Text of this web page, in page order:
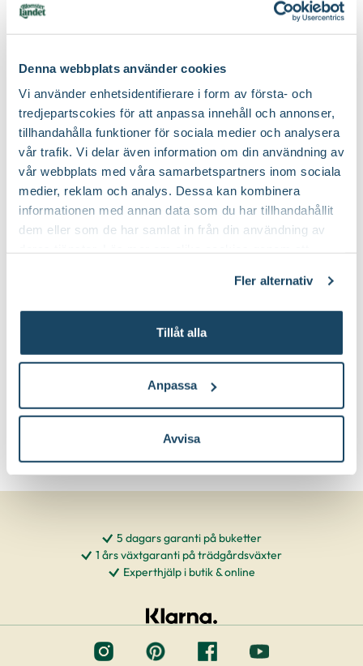
Denna webbplats använder cookies
Vi använder enhetsidentifierare i form av första- och
tredjepartscokies för att anpassa innehåll och annonser,
tillhandahålla funktioner för sociala medier och analysera
vår trafik. Vi delar även information om din användning av
vår webbplats med våra samarbetspartners inom sociala
medier, reklam och analys. Dessa kan kombinera
informationen med annan data som du har tillhandahållit
dem eller som de har samlat in från din användning av
Fler alternativ
Tillåt alla
Anpassa
Avvisa
Läge: Sol till halvskugga / medelfuktigt
Doft: Nej
Vintergrön: Nej
Jordprodukter: Blåbärsjord och rododendronjord
Beskärningstid: På våren
Beskär 1-2 knoppar över förra årets
beskärningsnivå
5 dagars garanti på buketter
1 års växtgaranti på trädgårdsväxter
Experthjälp i butik & online